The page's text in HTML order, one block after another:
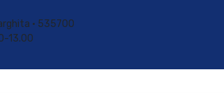
• 535700
13.00